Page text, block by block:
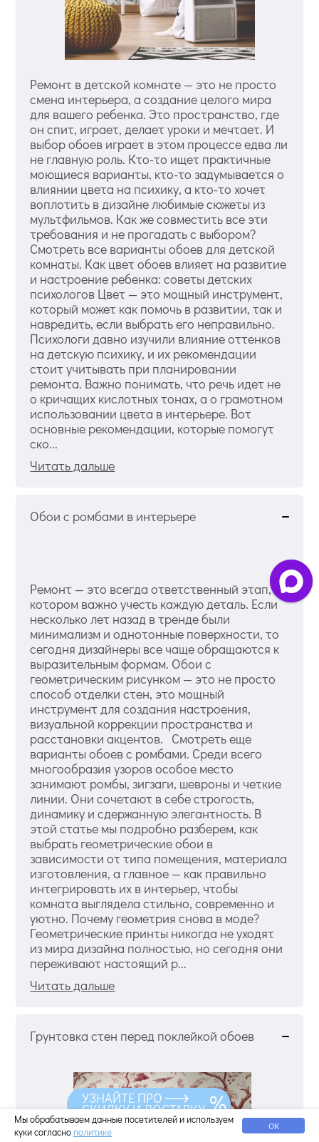
Ремонт в детской комнате — это не просто
смена интерьера, а создание целого мира
для вашего ребенка. Это пространство, где
он спит, играет, делает уроки и мечтает. И
выбор обоев играет в этом процессе едва ли
не главную роль. Кто-то ищет практичные
моющиеся варианты, кто-то задумывается о
влиянии цвета на психику, а кто-то хочет
воплотить в дизайне любимые сюжеты из
мультфильмов. Как же совместить все эти
требования и не прогадать с выбором?
Смотреть все варианты обоев для детской
комнаты. Как цвет обоев влияет на развитие
и настроение ребенка: советы детских
психологов Цвет — это мощный инструмент,
который может как помочь в развитии, так и
навредить, если выбрать его неправильно.
Психологи давно изучили влияние оттенков
на детскую психику, и их рекомендации
стоит учитывать при планировании
ремонта. Важно понимать, что речь идет не
о кричащих кислотных тонах, а о грамотном
использовании цвета в интерьере. Вот
основные рекомендации, которые помогут
ско...
Читать дальше
Обои с ромбами в интерьере
Ремонт — это всегда ответственный этап, в
котором важно учесть каждую деталь. Если
несколько лет назад в тренде были
минимализм и однотонные поверхности, то
сегодня дизайнеры все чаще обращаются к
выразительным формам. Обои с
геометрическим рисунком — это не просто
способ отделки стен, это мощный
инструмент для создания настроения,
визуальной коррекции пространства и
расстановки акцентов. Смотреть еще
варианты обоев с ромбами. Среди всего
многообразия узоров особое место
занимают ромбы, зигзаги, шевроны и четкие
линии. Они сочетают в себе строгость,
динамику и сдержанную элегантность. В
этой статье мы подробно разберем, как
выбрать геометрические обои в
зависимости от типа помещения, материала
изготовления, а главное — как правильно
интегрировать их в интерьер, чтобы
комната выглядела стильно, современно и
уютно. Почему геометрия снова в моде?
Геометрические принты никогда не уходят
из мира дизайна полностью, но сегодня они
переживают настоящий р...
Читать дальше
Грунтовка стен перед поклейкой обоев
Мы обрабатываем данные посетителей и используем
куки согласно политике ОК
УЗНАЙТЕ ПРО
СКИДКУ И ДОСТАВКУ